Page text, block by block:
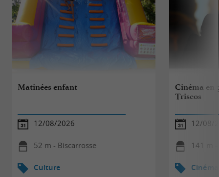
Matinées enfant
12/08/2026
52 m - Biscarrosse
Culture
Cinéma en
Triscos
12/08/
141 m
Cinéma